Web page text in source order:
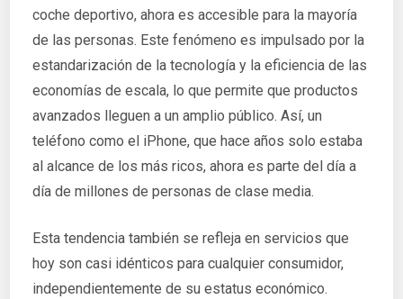
coche deportivo, ahora es accesible para la mayoría
de las personas. Este fenómeno es impulsado por la
estandarización de la tecnología y la eficiencia de las
economías de escala, lo que permite que productos
avanzados lleguen a un amplio público. Así, un
teléfono como el iPhone, que hace años solo estaba
al alcance de los más ricos, ahora es parte del día a
día de millones de personas de clase media.
Esta tendencia también se refleja en servicios que
hoy son casi idénticos para cualquier consumidor,
independientemente de su estatus económico.